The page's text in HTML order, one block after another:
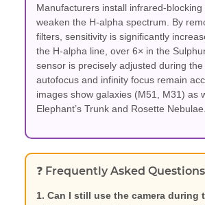
Manufacturers install infrared-
weaken the H-alpha spectrum. By
filters, sensitivity is significantly
the H-alpha line, over 6× in the
sensor is precisely adjusted during
autofocus and infinity focus remain
images show galaxies (M51, M31) as
Elephant’s Trunk and Rosette Nebulae.
❓ Frequently Asked
1. Can I still use the camera during